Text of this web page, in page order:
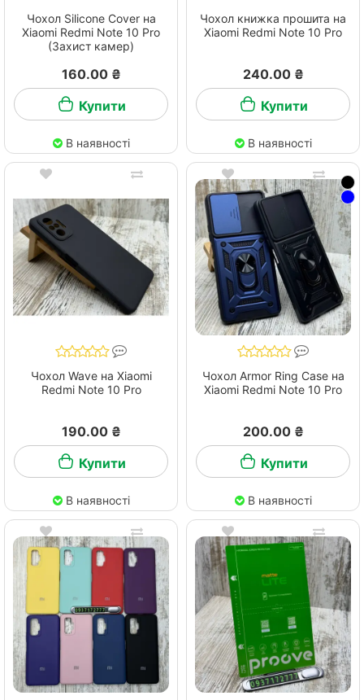
Чохол Silicone Cover на
Xiaomi Redmi Note 10 Pro
(Захист камер)
160.00 ₴
Купити
В наявності
Чохол книжка прошита на
Xiaomi Redmi Note 10 Pro
240.00 ₴
Купити
В наявності
Чохол Wave на Xiaomi
Redmi Note 10 Pro
190.00 ₴
Купити
В наявності
Чохол Armor Ring Case на
Xiaomi Redmi Note 10 Pro
200.00 ₴
Купити
В наявності